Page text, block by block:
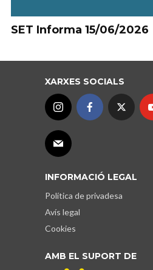
SET Informa 15/06/2026
XARXES SOCIALS
INFORMACIÓ LEGAL
Política de privadesa
Avís legal
Cookies
AMB EL SUPORT DE